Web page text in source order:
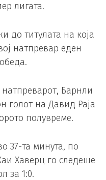
лигата.
до титулата на која
натпревар еден
Барнли
голот на Давид Раја
полувреме.
37-та минута, по
Хаверц го следеше
за 1:0.